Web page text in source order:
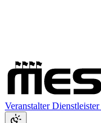
VeranstalterDienstleister